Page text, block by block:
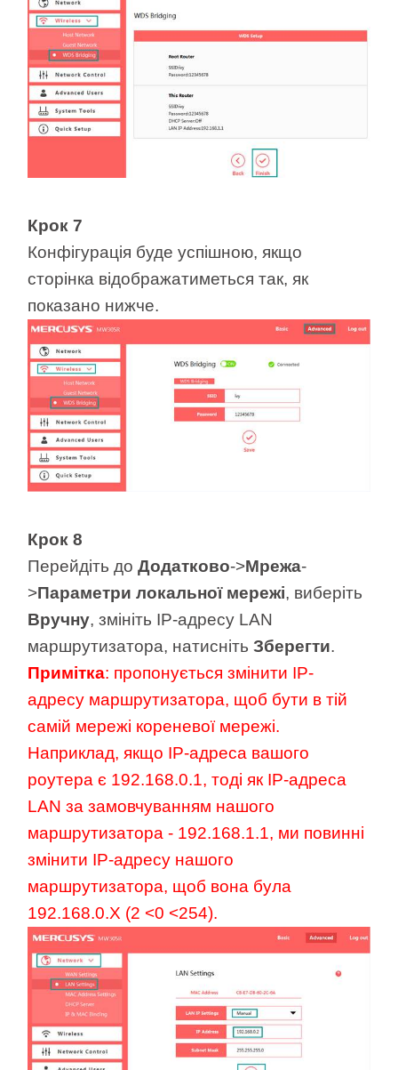
Крок 7
Конфігурація буде успішною, якщо
сторінка відображатиметься так, як
показано нижче.
Крок 8
Перейдіть доДодатково->Мрежа-
>Параметри локальної мережі, виберіть
Вручну, змініть IP-адресу LAN
маршрутизатора, натиснітьЗберегти.
Примітка: пропонується змінити IP-
адресу маршрутизатора, щоб бути в тій
самій мережі кореневої мережі.
Наприклад, якщо IP-адреса вашого
роутера є 192.168.0.1, тоді як IP-адреса
LAN за замовчуванням нашого
маршрутизатора - 192.168.1.1, ми повинні
змінити IP-адресу нашого
маршрутизатора, щоб вона була
192.168.0.X (2 <0 <254).